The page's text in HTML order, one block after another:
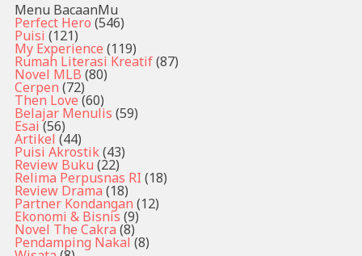
Menu BacaanMu
Perfect Hero (546)
Puisi (121)
My Experience (119)
Rumah Literasi Kreatif(87)
Novel MLB (80)
Cerpen (72)
Then Love (60)
Belajar Menulis (59)
Esai (56)
Artikel (44)
Puisi Akrostik(43)
Review Buku (22)
Relima Perpusnas RI (18)
Review Drama (18)
Partner Kondangan (12)
Ekonomi & Bisnis (9)
Novel The Cakra (8)
Pendamping Nakal (8)